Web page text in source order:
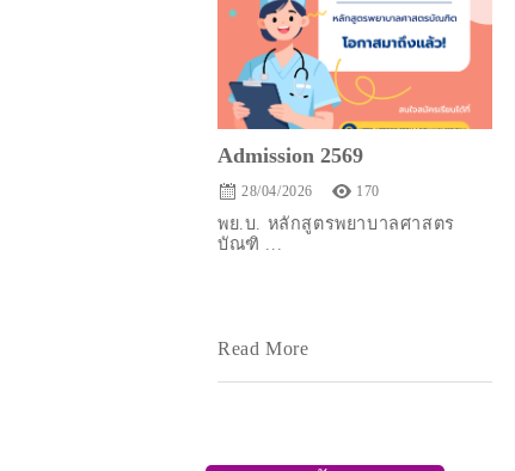
Admission 2569
28/04/2026 170
พย.บ. หลักสูตรพยาบาลศาสตร
บัณฑิ ...
Read More